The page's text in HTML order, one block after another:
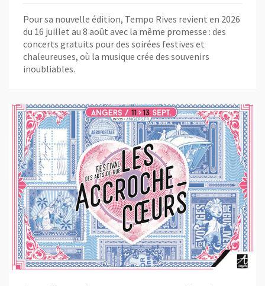
Pour sa nouvelle édition, Tempo Rives revient en 2026
du 16 juillet au 8 août avec la même promesse : des
concerts gratuits pour des soirées festives et
chaleureuses, où la musique crée des souvenirs
inoubliables.
En savoir plus sur l'actualité Les Accroche-cœurs promettent